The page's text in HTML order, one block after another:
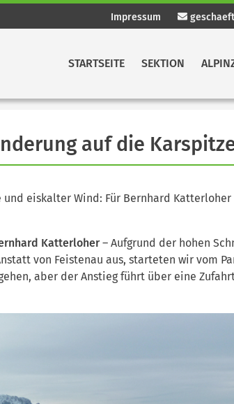
Impressum
STARTSEITE SEKTION
auf die
und eiskalter Wind: Für Bernhard
Katterloher– Aufgrund der hohen
von Feistenau aus, starteten wir vom
aber der Anstieg führt über eine